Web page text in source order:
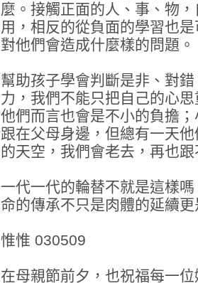
麼。接觸正面的人、事、物
用，相反的從負面的學習也
對他們會造成什麼樣的問題。
幫助孩子學會判斷是非、對
力，我們不能只把自己的心
他們而言也會是不小的負擔
跟在父母身邊，但總有一天
的天空，我們會老去，再也
一代一代的輪替不就是這樣
命的傳承不只是肉體的延續
惟惟 030509
在母親節前夕，也祝福每一